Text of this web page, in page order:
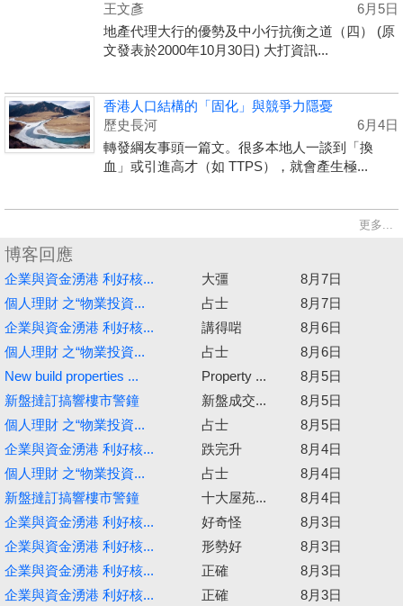
王文彥
6月5日
地產代理大行的優勢及中小行抗衡之道（四） (原
文發表於2000年10月30日) 大打資訊...
香港人口結構的「固化」與競爭力隱憂
歷史長河
6月4日
轉發綱友事頭一篇文。很多本地人一談到「換
血」或引進高才（如 TTPS），就會產生極...
更多...
博客回應
企業與資金湧港 利好核... 大彊
8月7日
個人理財 之“物業投資...
占士
8月7日
企業與資金湧港 利好核...
講得啱
8月6日
個人理財 之“物業投資...
占士
8月6日
New build properties ...
Property ...
8月5日
新盤撻訂搞響樓市警鐘
新盤成交...
8月5日
個人理財 之“物業投資...
占士
8月5日
企業與資金湧港 利好核...
跌完升
8月4日
個人理財 之“物業投資...
占士
8月4日
新盤撻訂搞響樓市警鐘
十大屋苑...
8月4日
企業與資金湧港 利好核...
好奇怪
8月3日
企業與資金湧港 利好核...
形勢好
8月3日
企業與資金湧港 利好核...
正確
8月3日
企業與資金湧港 利好核...
正確 8月3日